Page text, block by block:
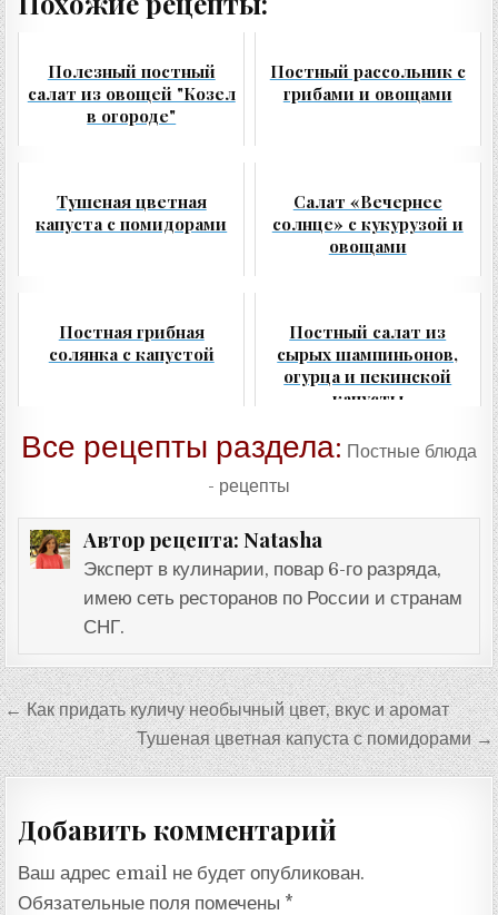
Полезный постный
салат из овощей "Козел
в огороде"
Постный рассольник с
грибами и овощами
Тушеная цветная
капуста с помидорами
Салат «Вечернее
солнце» с кукурузой и
овощами
Постная грибная
солянка с капустой
Постный салат из
сырых шампиньонов,
огурца и пекинской
капусты
Все рецепты раздела: Постные блюда
- рецепты
Автор рецепта: Natasha
Эксперт в кулинарии, повар 6-го разряда,
имею сеть ресторанов по России и странам
СНГ.
Навигация
по
записям
← Как придать куличу необычный цвет, вкус и аромат
Тушеная цветная капуста с помидорами →
Добавить комментарий
Ваш адрес email не будет опубликован.
Обязательные поля помечены *